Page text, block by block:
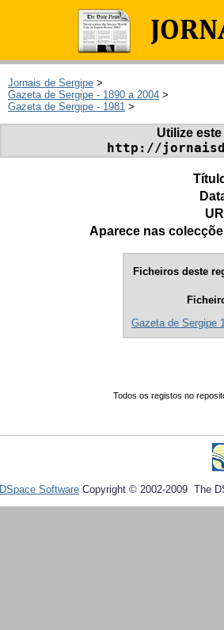
Jornais de Sergipe >
Gazeta de Sergipe - 1890 a 2004 >
Gazeta de Sergipe - 1981 >
Utilize
http://
Aparece nas
Ficheiros deste
Gazeta de Sergipe
Todos os registos no
DSpace Software Copyright © 2002-2009 The